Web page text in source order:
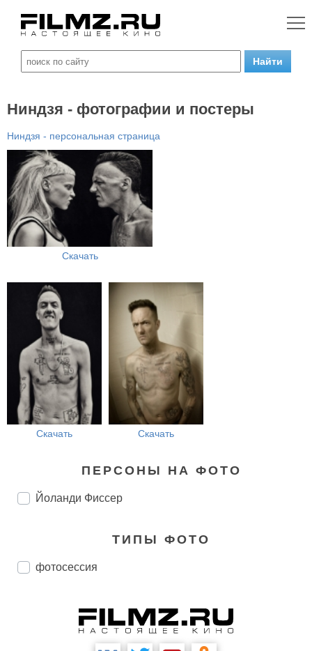
Ниндзя - фотографии и постеры
Ниндзя - персональная страница
Скачать
Скачать Скачать
ПЕРСОНЫ НА ФОТО
Йоланди Фиссер
ТИПЫ ФОТО
фотосессия